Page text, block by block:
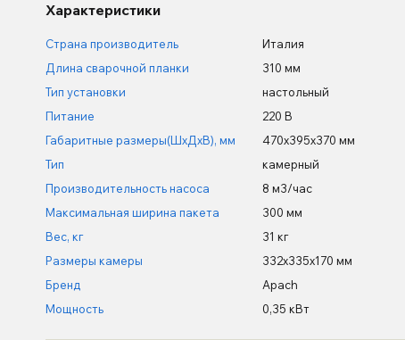
Характеристики
Страна производитель
Италия
Длина сварочной планки
310 мм
Тип установки
настольный
Питание
220 В
Габаритные размеры(ШхДхВ), мм
470х395х370 мм
Тип
камерный
Производительность насоса
8 м3/час
Максимальная ширина пакета
300 мм
Вес, кг
31 кг
Размеры камеры
332х335х170 мм
Бренд
Apach
Мощность
0,35 кВт